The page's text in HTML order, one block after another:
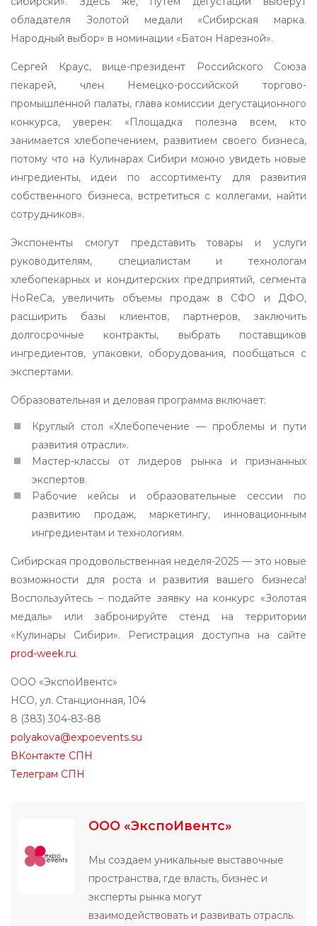
обладателя Золотой медали «Сибирская марка.
Народный выбор» в номинации «Батон Нарезной».
Сергей Краус, вице-президент Российского Союза
пекарей, член Немецко-российской торгово-
промышленной палаты, глава комиссии дегустационного
конкурса, уверен: «Площадка полезна всем, кто
занимается хлебопечением, развитием своего бизнеса,
потому что на Кулинарах Сибири можно увидеть новые
ингредиенты, идеи по ассортименту для развития
собственного бизнеса, встретиться с коллегами, найти
сотрудников».
Экспоненты смогут представить товары и услуги
руководителям, специалистам и технологам
хлебопекарных и кондитерских предприятий, сегмента
HoReCa, увеличить объемы продаж в СФО и ДФО,
расширить базы клиентов, партнеров, заключить
долгосрочные контракты, выбрать поставщиков
ингредиентов, упаковки, оборудования, пообщаться с
экспертами.
Образовательная и деловая программа включает:
Круглый стол «Хлебопечение — проблемы и пути
развития отрасли».
Мастер-классы от лидеров рынка и признанных
экспертов.
Рабочие кейсы и образовательные сессии по
развитию продаж, маркетингу, инновационным
ингредиентам и технологиям.
Сибирская продовольственная неделя-2025 — это новые
возможности для роста и развития вашего бизнеса!
Воспользуйтесь – подайте заявку на конкурс «Золотая
медаль» или забронируйте стенд на территории
«Кулинары Сибири». Регистрация доступна на сайте
prod-week.ru.
ООО «ЭкспоИвентс»
НСО, ул. Станционная, 104
8 (383) 304-83-88
polyakova@expoevents.su
ВКонтакте СПН
Телеграм СПН
ООО «ЭкспоИвентс»
Мы создаем уникальные выставочные
пространства, где власть, бизнес и
эксперты рынка могут
взаимодействовать и развивать отрасль.